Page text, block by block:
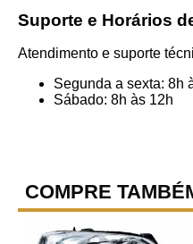
Suporte e Horários
Atendimento e suporte
Segunda a sexta: 8h
Sábado: 8h às 12h
COMPRE